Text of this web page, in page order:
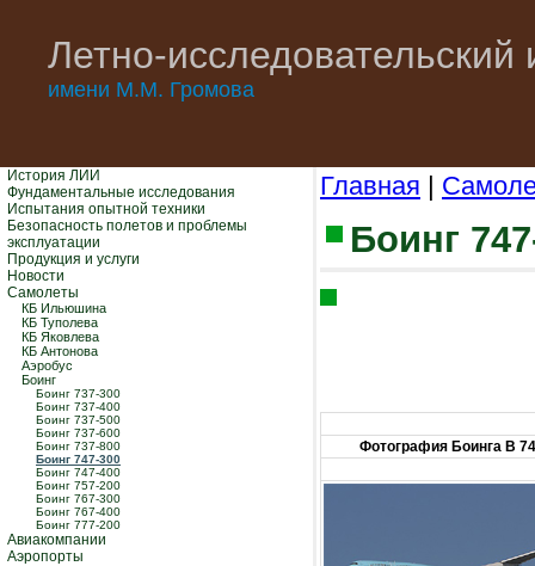
Летно-исследовательский
имени М.М. Громова
История ЛИИ
Фундаментальные исследования
Испытания опытной техники
Безопасность полетов и проблемы
эксплуатации
Продукция и услуги
Новости
Самолеты
КБ Ильюшина
КБ Туполева
КБ Яковлева
КБ Антонова
Аэробус
Боинг
Боинг 737-300
Боинг 737-400
Боинг 737-500
Боинг 737-600
Боинг 737-800
Боинг 747-300
Боинг 747-400
Боинг 757-200
Боинг 767-300
Боинг 767-400
Боинг 777-200
Авиакомпании
Аэропорты
Главная |
Боинг
Фотография Боинга B